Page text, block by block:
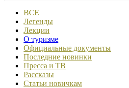
ВСЕ
Легенды
Лекции
О туризме
Официальные документы
Последние новинки
Пресса и ТВ
Рассказы
Статьи новичкам